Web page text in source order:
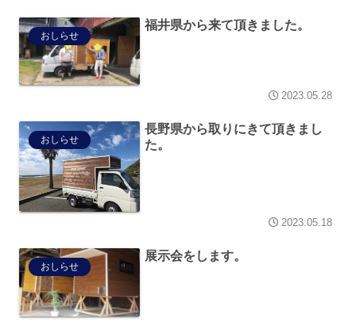
おしらせ
福井県から来て頂きました。
2023.05.28
おしらせ
長野県から取りにきて頂きまし
た。
2023.05.18
おしらせ
展示会をします。